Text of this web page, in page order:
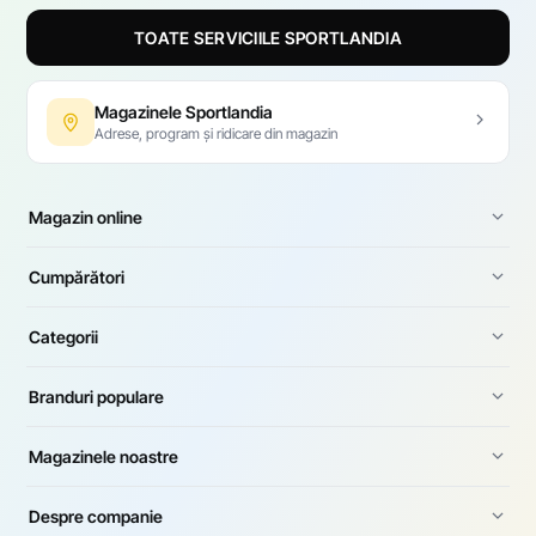
pentru sport și pentru un stil de viață activ.
TOATE SERVICIILE SPORTLANDIA
Magazinele Sportlandia
Adrese, program și ridicare din magazin
Magazin online
Cumpărători
Categorii
Branduri populare
Magazinele noastre
Despre companie